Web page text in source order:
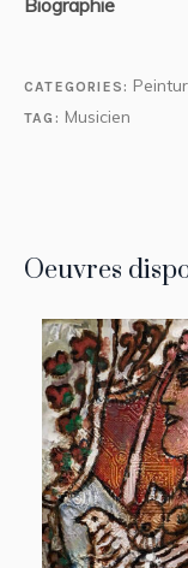
CATEGORIES:
TAG: Musicien
Oeuvres